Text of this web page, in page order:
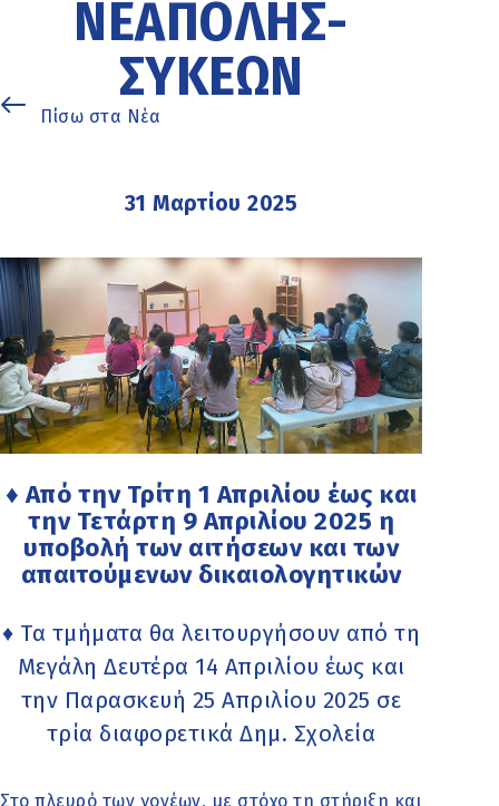
ΝΕΆΠΟΛΗΣ-
ΣΥΚΕΏΝ
Πίσω στα Νέα
31 Μαρτίου 2025
♦ Από την Τρίτη 1 Απριλίου έως και
την Τετάρτη 9 Απριλίου 2025 η
υποβολή των αιτήσεων και των
απαιτούμενων δικαιολογητικών
♦ Τα τμήματα θα λειτουργήσουν από τη
Μεγάλη Δευτέρα 14 Απριλίου έως και
την Παρασκευή 25 Απριλίου 2025 σε
τρία διαφορετικά Δημ. Σχολεία
Στο πλευρό των γονέων, με στόχο τη στήριξη και